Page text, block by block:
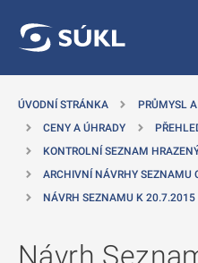
ÚVODNÍ STRÁNKA PRŮMYSL
CENY A ÚHRADY
KONTROLNÍ SEZNAM
ARCHIVNÍ NÁVRHY SEZNAMU
NÁVRH SEZNAMU K 20.7.2015
Návrh